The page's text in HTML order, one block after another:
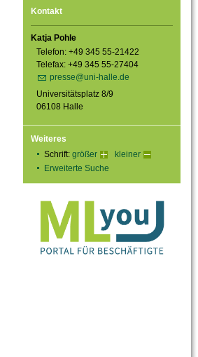
Kontakt
Katja Pohle
Telefon: +49 345 55-21422
Telefax: +49 345 55-27404
presse@uni-halle.de
Universitätsplatz 8/9
06108 Halle
Weiteres
Schrift: größer
kleiner
Erweiterte Suche